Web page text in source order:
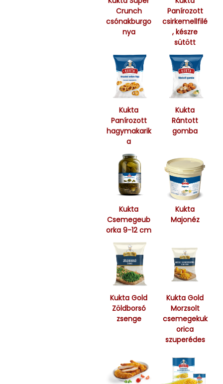
Crunch
csónakburgo
nya
Panírozott
csirkemellfilé
, készre
sütött
Kukta
Panírozott
hagymakarik
a
Kukta
Rántott
gomba
Kukta
Csemegeub
orka 9-12 cm
Kukta
Majonéz
Kukta Gold
Zöldborsó
zsenge
Kukta Gold
Morzsolt
csemegekuk
orica
szuperédes